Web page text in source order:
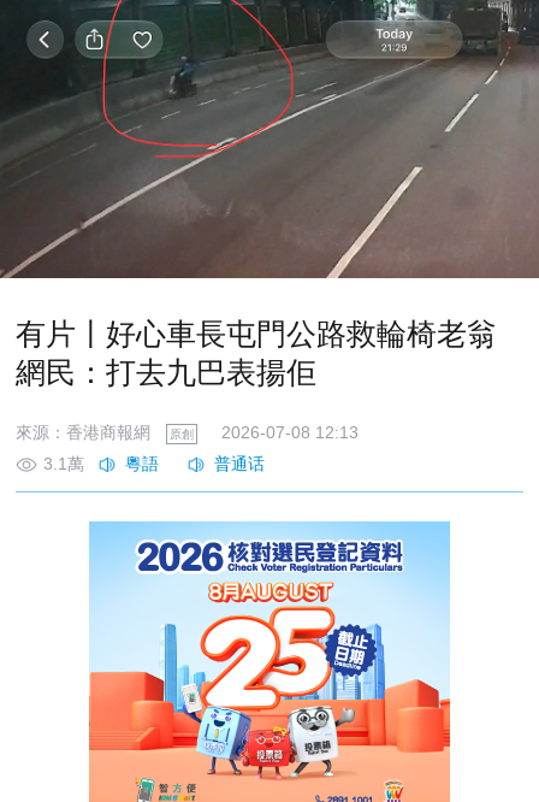
有片〡好心車長屯門公路救輪椅老翁
網民：打去九巴表揚佢
來源：香港商報網 原創
2026-07-08 12:13
3.1萬